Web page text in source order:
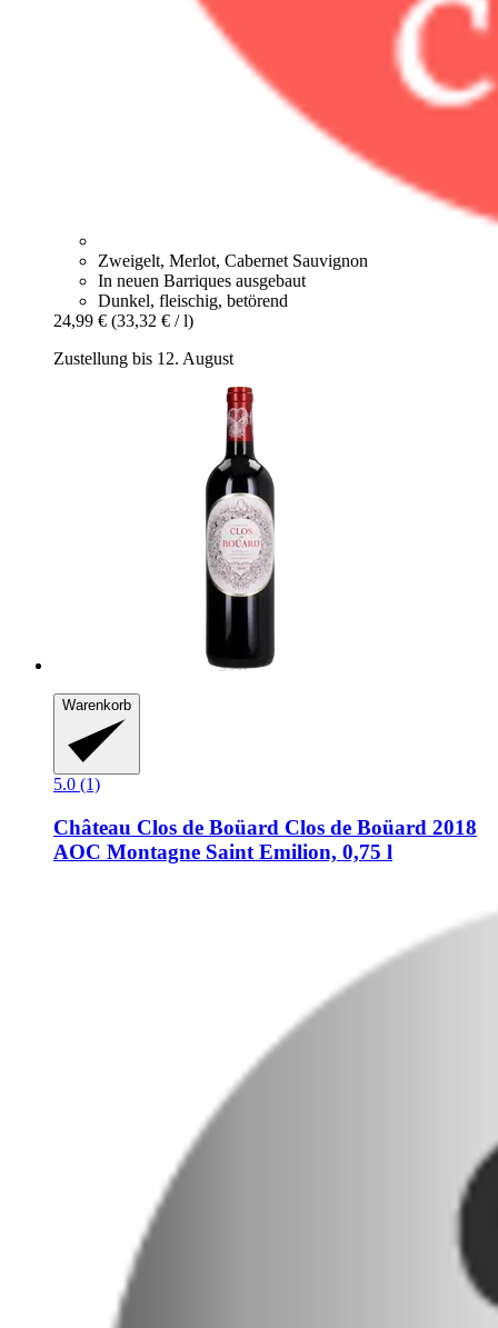
Zweigelt, Merlot, Cabernet Sauvignon
In neuen Barriques ausgebaut
Dunkel, fleischig, betörend
24,99 € (33,32 € / l)
Zustellung bis 12. August
Warenkorb
5.0 (1)
Château Clos de Boüard Clos de Boüard 2018
AOC Montagne Saint Emilion, 0,75 l